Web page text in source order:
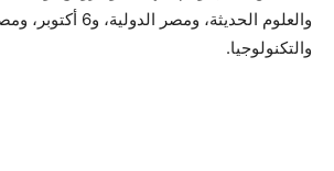
والعلوم الحديثة، ومصر
والتكنولوجيا.